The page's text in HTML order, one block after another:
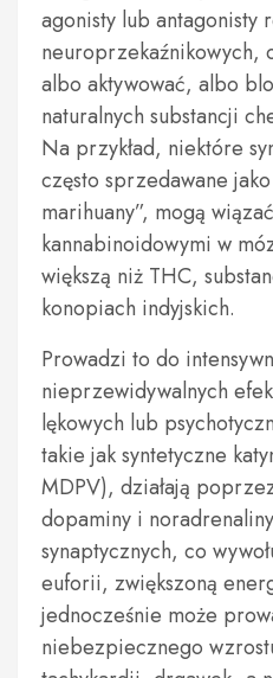
agonisty lub antagonisty
neuroprzekaźnikowych,
albo aktywować, albo
naturalnych substancji
Na przykład, niektóre
często sprzedawane
marihuany”, mogą
kannabinoidowymi w
większą niż THC,
konopiach indyjskich.
Prowadzi to do
nieprzewidywalnych
lękowych lub
takie jak syntetyczne
MDPV), działają
dopaminy i
synaptycznych, co
euforii, zwiększoną
jednocześnie może
niebezpiecznego